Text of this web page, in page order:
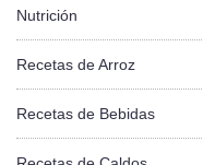
Nutrición
Recetas de Arroz
Recetas de Bebidas